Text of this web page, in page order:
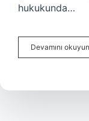
hukukunda…
Devamını okuyun